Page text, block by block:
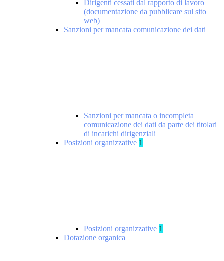
Dirigenti cessati dal rapporto di lavoro
(documentazione da pubblicare sul sito
web)
Sanzioni per mancata comunicazione dei dati
Sanzioni per mancata o incompleta
comunicazione dei dati da parte dei titolari
di incarichi dirigenziali
Posizioni organizzative 1
Posizioni organizzative 1
Dotazione organica